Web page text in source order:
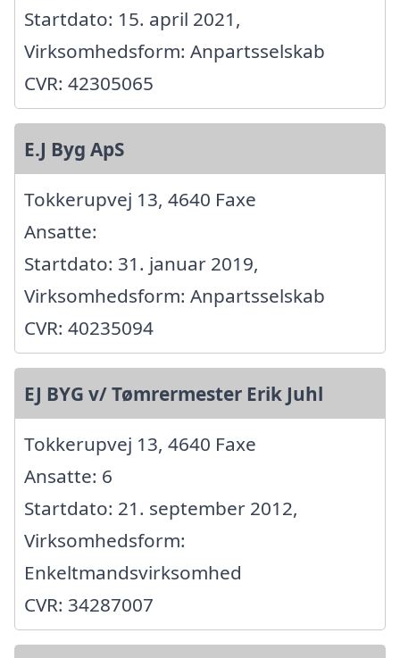
Startdato: 15. april 2021,
Virksomhedsform: Anpartsselskab
CVR: 42305065
E.J Byg ApS
Tokkerupvej 13, 4640 Faxe
Ansatte:
Startdato: 31. januar 2019,
Virksomhedsform: Anpartsselskab
CVR: 40235094
EJ BYG v/ Tømrermester Erik Juhl
Tokkerupvej 13, 4640 Faxe
Ansatte: 6
Startdato: 21. september 2012,
Virksomhedsform:
Enkeltmandsvirksomhed
CVR: 34287007